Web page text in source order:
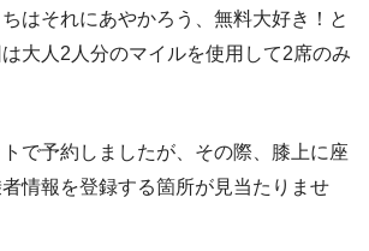
はそれにあやかろう、無料大好き！と
大人2人分のマイルを使用して2席のみ
で予約しましたが、その際、膝上に座
情報を登録する箇所が見当たりませ